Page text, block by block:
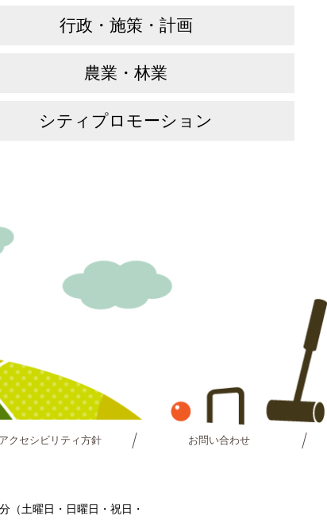
行政・施策・計画
農業・林業
シティプロモーション
アクセシビリティ方針 お問い合わせ
（土曜日・日曜日・祝日・